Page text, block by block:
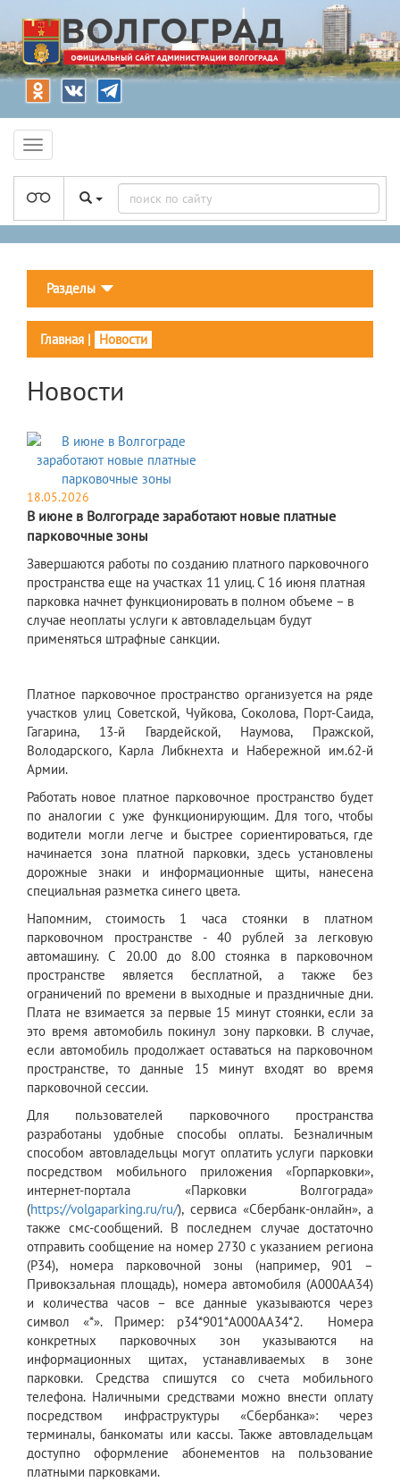
Разделы
Главная | Новости
Новости
18.05.2026
В июне в Волгограде заработают новые платные
парковочные зоны
Завершаются работы по созданию платного парковочного
пространства еще на участках 11 улиц. С 16 июня платная
парковка начнет функционировать в полном объеме – в
случае неоплаты услуги к автовладельцам будут
применяться штрафные санкции.
Платное парковочное пространство организуется на ряде
участков улиц Советской, Чуйкова, Соколова, Порт-Саида,
Гагарина, 13-й Гвардейской, Наумова, Пражской,
Володарского, Карла Либкнехта и Набережной им.62-й
Армии.
Работать новое платное парковочное пространство будет
по аналогии с уже функционирующим. Для того, чтобы
водители могли легче и быстрее сориентироваться, где
начинается зона платной парковки, здесь установлены
дорожные знаки и информационные щиты, нанесена
специальная разметка синего цвета.
Напомним, стоимость 1 часа стоянки в платном
парковочном пространстве - 40 рублей за легковую
автомашину. С 20.00 до 8.00 стоянка в парковочном
пространстве является бесплатной, а также без
ограничений по времени в выходные и праздничные дни.
Плата не взимается за первые 15 минут стоянки, если за
это время автомобиль покинул зону парковки. В случае,
если автомобиль продолжает оставаться на парковочном
пространстве, то данные 15 минут входят во время
парковочной сессии.
Для пользователей парковочного пространства
разработаны удобные способы оплаты. Безналичным
способом автовладельцы могут оплатить услуги парковки
посредством мобильного приложения «Горпарковки»,
интернет-портала «Парковки Волгограда»
(https://volgaparking.ru/ru/), сервиса «Сбербанк-онлайн», а
также смс-сообщений. В последнем случае достаточно
отправить сообщение на номер 2730 с указанием региона
(Р34), номера парковочной зоны (например, 901 –
Привокзальная площадь), номера автомобиля (А000АА34)
и количества часов – все данные указываются через
символ «*». Пример: р34*901*А000АА34*2. Номера
конкретных парковочных зон указываются на
информационных щитах, устанавливаемых в зоне
парковки. Средства спишутся со счета мобильного
телефона. Наличными средствами можно внести оплату
посредством инфраструктуры «Сбербанка»: через
терминалы, банкоматы или кассы. Также автовладельцам
доступно оформление абонементов на пользование
платными парковками.